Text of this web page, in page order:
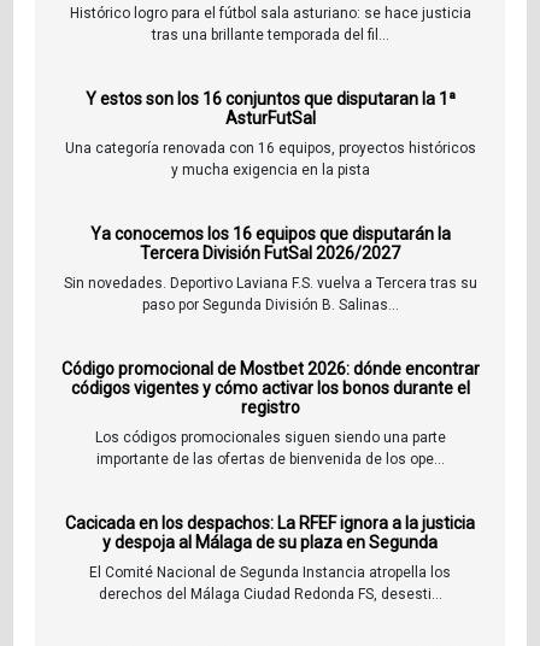
Histórico logro para el fútbol sala asturiano: se hace justicia
tras una brillante temporada del fil...
Y estos son los 16 conjuntos que disputaran la 1ª
AsturFutSal
Una categoría renovada con 16 equipos, proyectos históricos
y mucha exigencia en la pista
Ya conocemos los 16 equipos que disputarán la
Tercera División FutSal 2026/2027
Sin novedades. Deportivo Laviana F.S. vuelva a Tercera tras su
paso por Segunda División B. Salinas...
Código promocional de Mostbet 2026: dónde encontrar
códigos vigentes y cómo activar los bonos durante el
registro
Los códigos promocionales siguen siendo una parte
importante de las ofertas de bienvenida de los ope...
Cacicada en los despachos: La RFEF ignora a la justicia
y despoja al Málaga de su plaza en Segunda
El Comité Nacional de Segunda Instancia atropella los
derechos del Málaga Ciudad Redonda FS, desesti...